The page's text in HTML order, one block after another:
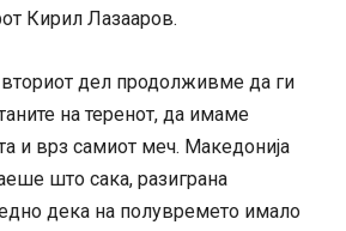
Кирил Лазааров.
дел продолживме да ги
на теренот, да имаме
и врз самиот меч. Македонија
што сака, разиграна
дека на полувремето имало